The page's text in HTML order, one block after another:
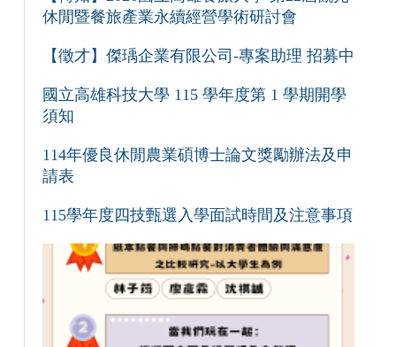
休閒暨餐旅產業永續經營學術研討會
【徵才】傑瑀企業有限公司-專案助理 招募中
國立高雄科技大學 115 學年度第 1 學期開學
須知
114年優良休閒農業碩博士論文獎勵辦法及申
請表
115學年度四技甄選入學面試時間及注意事項